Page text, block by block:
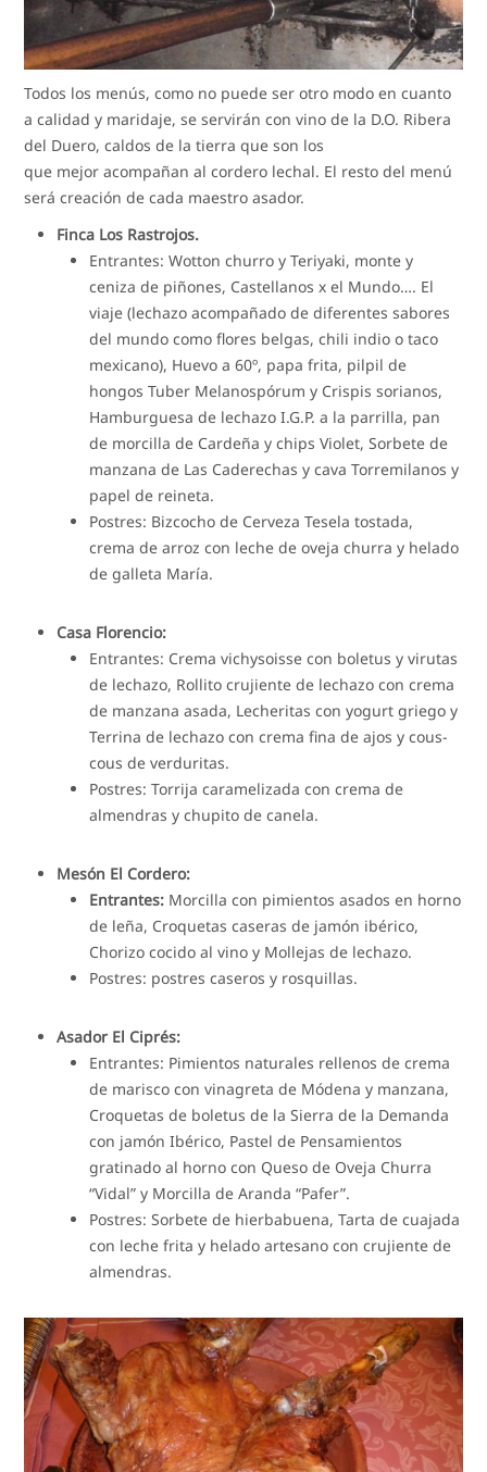
Todos los menús, como no puede ser otro modo en cuanto
a calidad y maridaje, se servirán con vino de la D.O. Ribera
del Duero, caldos de la tierra que son los
que mejor acompañan al cordero lechal. El resto del menú
será creación de cada maestro asador.
Finca Los Rastrojos.
Entrantes: Wotton churro y Teriyaki, monte y
ceniza de piñones, Castellanos x el Mundo…. El
viaje (lechazo acompañado de diferentes sabores
del mundo como flores belgas, chili indio o taco
mexicano), Huevo a 60º, papa frita, pilpil de
hongos Tuber Melanospórum y Crispis sorianos,
Hamburguesa de lechazo I.G.P. a la parrilla, pan
de morcilla de Cardeña y chips Violet, Sorbete de
manzana de Las Caderechas y cava Torremilanos y
papel de reineta.
Postres: Bizcocho de Cerveza Tesela tostada,
crema de arroz con leche de oveja churra y helado
de galleta María.
Casa Florencio:
Entrantes: Crema vichysoisse con boletus y virutas
de lechazo, Rollito crujiente de lechazo con crema
de manzana asada, Lecheritas con yogurt griego y
Terrina de lechazo con crema fina de ajos y cous-
cous de verduritas.
Postres: Torrija caramelizada con crema de
almendras y chupito de canela.
Mesón El Cordero:
Entrantes: Morcilla con pimientos asados en horno
de leña, Croquetas caseras de jamón ibérico,
Chorizo cocido al vino y Mollejas de lechazo.
Postres: postres caseros y rosquillas.
Asador El Ciprés:
Entrantes: Pimientos naturales rellenos de crema
de marisco con vinagreta de Módena y manzana,
Croquetas de boletus de la Sierra de la Demanda
con jamón Ibérico, Pastel de Pensamientos
gratinado al horno con Queso de Oveja Churra
“Vidal” y Morcilla de Aranda “Pafer”.
Postres: Sorbete de hierbabuena, Tarta de cuajada
con leche frita y helado artesano con crujiente de
almendras.